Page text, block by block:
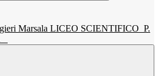
LICEO SCIENTIFICO P.